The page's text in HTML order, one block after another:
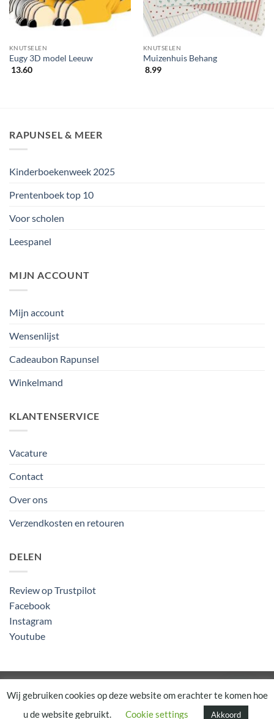
KNUTSELEN
Eugy 3D model Leeuw
13.60
KNUTSELEN
Muizenhuis Behang
8.99
RAPUNSEL & MEER
Kinderboekenweek 2025
Prentenboek top 10
Voor scholen
Leespanel
MIJN ACCOUNT
Mijn account
Wensenlijst
Cadeaubon Rapunsel
Winkelmand
KLANTENSERVICE
Vacature
Contact
Over ons
Verzendkosten en retouren
DELEN
Review op Trustpilot
Facebook
Instagram
Youtube
Wij gebruiken cookies op deze website om erachter te komen hoe
u de website gebruikt.
Cookie settings Akkoord